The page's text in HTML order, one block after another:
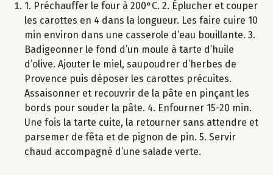
1. Préchauffer le four à 200°C. 2. Éplucher et couper
les carottes en 4 dans la longueur. Les faire cuire 10
min environ dans une casserole d’eau bouillante. 3.
Badigeonner le fond d’un moule à tarte d’huile
d’olive. Ajouter le miel, saupoudrer d’herbes de
Provence puis déposer les carottes précuites.
Assaisonner et recouvrir de la pâte en pinçant les
bords pour souder la pâte. 4. Enfourner 15-20 min.
Une fois la tarte cuite, la retourner sans attendre et
parsemer de fêta et de pignon de pin. 5. Servir
chaud accompagné d’une salade verte.